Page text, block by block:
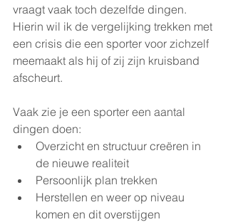
vraagt vaak toch dezelfde dingen.
Hierin wil ik de vergelijking trekken met
een crisis die een sporter voor zichzelf
meemaakt als hij of zij zijn kruisband
afscheurt.
Vaak zie je een sporter een aantal
dingen doen:
Overzicht en structuur creëren in
de nieuwe realiteit
Persoonlijk plan trekken
Herstellen en weer op niveau
komen en dit overstijgen